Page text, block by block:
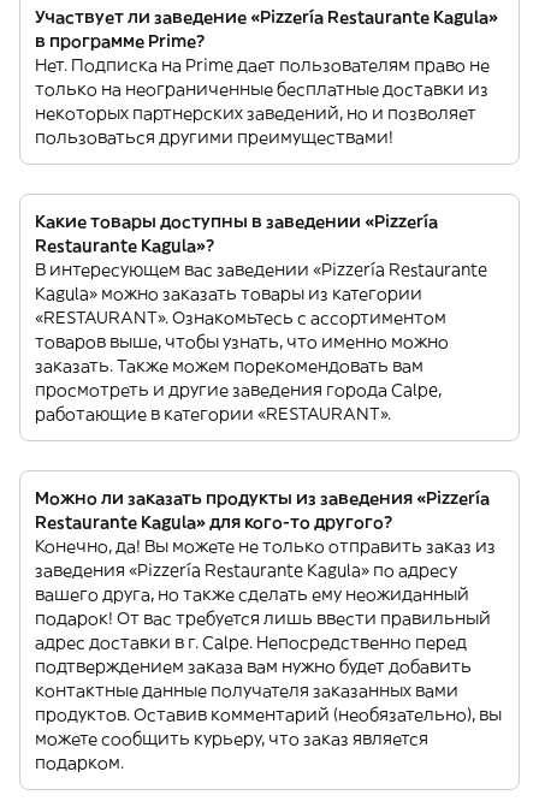
Участвует ли заведение «Pizzería Restaurante Kagula»
в программе Prime?
Нет. Подписка на Prime дает пользователям право не
только на неограниченные бесплатные доставки из
некоторых партнерских заведений, но и позволяет
пользоваться другими преимуществами!
Какие товары доступны в заведении «Pizzería
Restaurante Kagula»?
В интересующем вас заведении «Pizzería Restaurante
Kagula» можно заказать товары из категории
«RESTAURANT». Ознакомьтесь с ассортиментом
товаров выше, чтобы узнать, что именно можно
заказать. Также можем порекомендовать вам
просмотреть и другие заведения города Calpe,
работающие в категории «RESTAURANT».
Можно ли заказать продукты из заведения «Pizzería
Restaurante Kagula» для кого-то другого?
Конечно, да! Вы можете не только отправить заказ из
заведения «Pizzería Restaurante Kagula» по адресу
вашего друга, но также сделать ему неожиданный
подарок! От вас требуется лишь ввести правильный
адрес доставки в г. Calpe. Непосредственно перед
подтверждением заказа вам нужно будет добавить
контактные данные получателя заказанных вами
продуктов. Оставив комментарий (необязательно), вы
можете сообщить курьеру, что заказ является
подарком.